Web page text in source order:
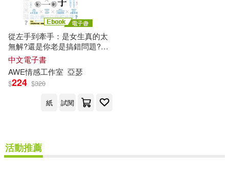
從左手到牽手：是女生真的太
無解?還是你老是搞錯問題?不
必將就的30堂脫單戀愛課 (電
子書)
中文電子書
AWE情感工作室 亞瑟
$224 $320
紙
試閱
活動推薦